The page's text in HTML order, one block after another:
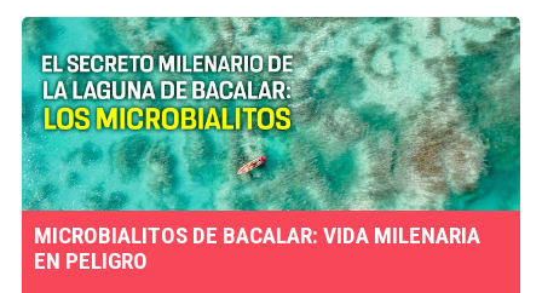
MICROBIALITOS DE BACALAR: VIDA MILENARIA
EN PELIGRO